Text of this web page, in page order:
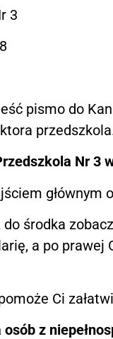
3
pismo do
Nr 3
głównym
środka
a po prawej
Ci
z